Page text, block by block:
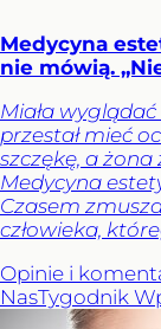
Medycyna
nie mówią.
Miała
przestał mieć
szczękę, a
Medycyna
Czasem
człowieka,
Opinie i
NasTygodnik